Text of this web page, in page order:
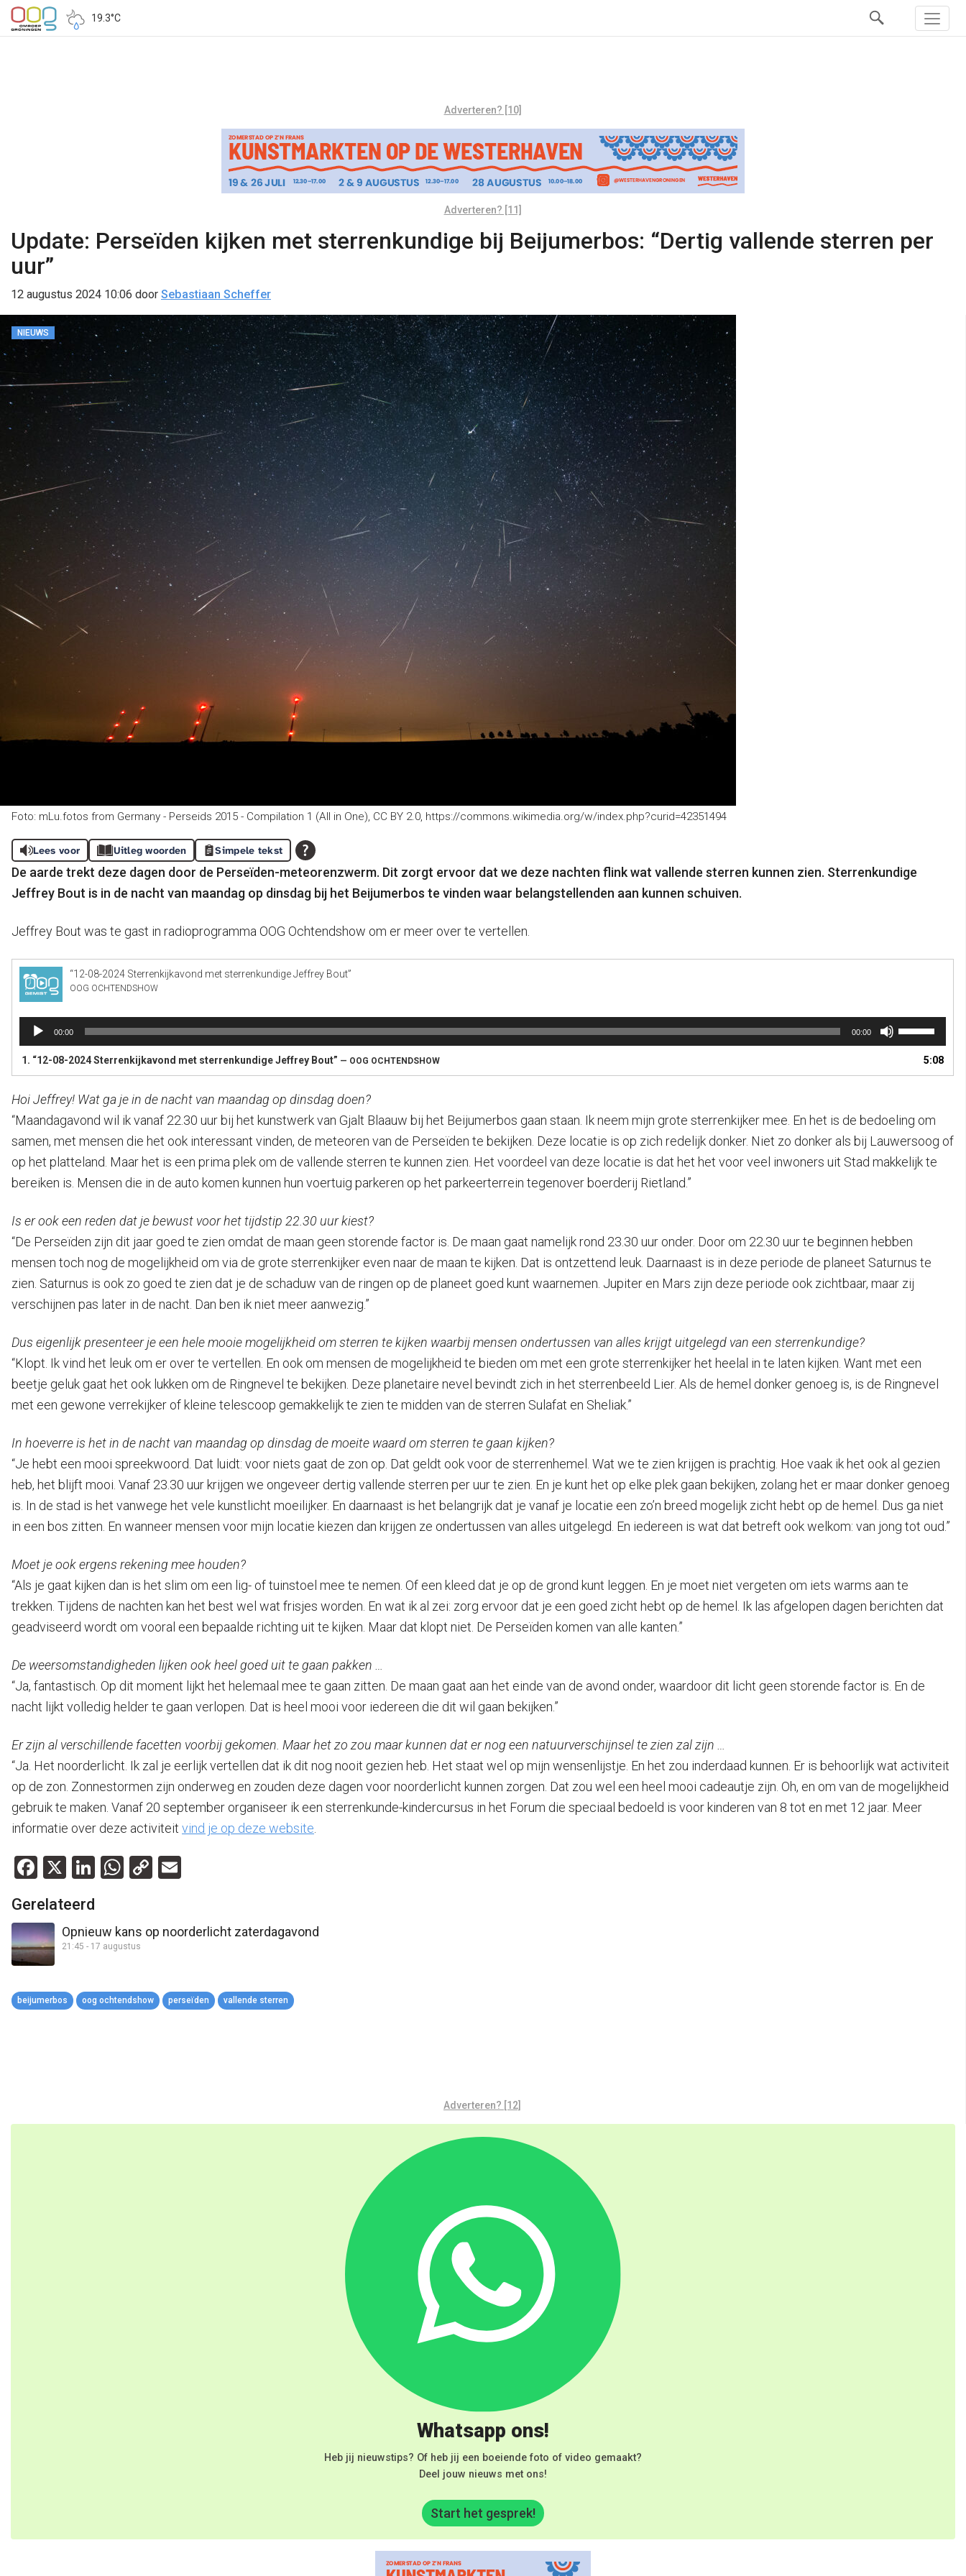
19.3°C
Adverteren? [10]
Adverteren? [11]
Update: Perseïden kijken met sterrenkundige bij Beijumerbos: “Dertig vallende sterren per
uur”
12 augustus 2024 10:06 door Sebastiaan Scheffer
NIEUWS
Foto: mLu.fotos from Germany - Perseids 2015 - Compilation 1 (All in One), CC BY 2.0, https://commons.wikimedia.org/w/index.php?curid=42351494
Lees voor Uitleg woorden Simpele tekst
De aarde trekt deze dagen door de Perseïden-meteorenzwerm. Dit zorgt ervoor dat we deze nachten flink wat vallende sterren kunnen zien. Sterrenkundige
Jeffrey Bout is in de nacht van maandag op dinsdag bij het Beijumerbos te vinden waar belangstellenden aan kunnen schuiven.
Jeffrey Bout was te gast in radioprogramma OOG Ochtendshow om er meer over te vertellen.
“12-08-2024 Sterrenkijkavond met sterrenkundige Jeffrey Bout”
OOG OCHTENDSHOW
Audiospeler
00:00 00:00
pijltoetsen
te
verhogen
of
te
1. “12-08-2024 Sterrenkijkavond met sterrenkundige Jeffrey Bout” — OOG OCHTENDSHOW 5:08
Hoi Jeffrey! Wat ga je in de nacht van maandag op dinsdag doen?
“Maandagavond wil ik vanaf 22.30 uur bij het kunstwerk van Gjalt Blaauw bij het Beijumerbos gaan staan. Ik neem mijn grote sterrenkijker mee. En het is de bedoeling om
samen, met mensen die het ook interessant vinden, de meteoren van de Perseïden te bekijken. Deze locatie is op zich redelijk donker. Niet zo donker als bij Lauwersoog of
op het platteland. Maar het is een prima plek om de vallende sterren te kunnen zien. Het voordeel van deze locatie is dat het het voor veel inwoners uit Stad makkelijk te
bereiken is. Mensen die in de auto komen kunnen hun voertuig parkeren op het parkeerterrein tegenover boerderij Rietland.”
Is er ook een reden dat je bewust voor het tijdstip 22.30 uur kiest?
“De Perseïden zijn dit jaar goed te zien omdat de maan geen storende factor is. De maan gaat namelijk rond 23.30 uur onder. Door om 22.30 uur te beginnen hebben
mensen toch nog de mogelijkheid om via de grote sterrenkijker even naar de maan te kijken. Dat is ontzettend leuk. Daarnaast is in deze periode de planeet Saturnus te
zien. Saturnus is ook zo goed te zien dat je de schaduw van de ringen op de planeet goed kunt waarnemen. Jupiter en Mars zijn deze periode ook zichtbaar, maar zij
verschijnen pas later in de nacht. Dan ben ik niet meer aanwezig.”
Dus eigenlijk presenteer je een hele mooie mogelijkheid om sterren te kijken waarbij mensen ondertussen van alles krijgt uitgelegd van een sterrenkundige?
“Klopt. Ik vind het leuk om er over te vertellen. En ook om mensen de mogelijkheid te bieden om met een grote sterrenkijker het heelal in te laten kijken. Want met een
beetje geluk gaat het ook lukken om de Ringnevel te bekijken. Deze planetaire nevel bevindt zich in het sterrenbeeld Lier. Als de hemel donker genoeg is, is de Ringnevel
met een gewone verrekijker of kleine telescoop gemakkelijk te zien te midden van de sterren Sulafat en Sheliak.”
In hoeverre is het in de nacht van maandag op dinsdag de moeite waard om sterren te gaan kijken?
“Je hebt een mooi spreekwoord. Dat luidt: voor niets gaat de zon op. Dat geldt ook voor de sterrenhemel. Wat we te zien krijgen is prachtig. Hoe vaak ik het ook al gezien
heb, het blijft mooi. Vanaf 23.30 uur krijgen we ongeveer dertig vallende sterren per uur te zien. En je kunt het op elke plek gaan bekijken, zolang het er maar donker genoeg
is. In de stad is het vanwege het vele kunstlicht moeilijker. En daarnaast is het belangrijk dat je vanaf je locatie een zo’n breed mogelijk zicht hebt op de hemel. Dus ga niet
in een bos zitten. En wanneer mensen voor mijn locatie kiezen dan krijgen ze ondertussen van alles uitgelegd. En iedereen is wat dat betreft ook welkom: van jong tot oud.”
Moet je ook ergens rekening mee houden?
“Als je gaat kijken dan is het slim om een lig- of tuinstoel mee te nemen. Of een kleed dat je op de grond kunt leggen. En je moet niet vergeten om iets warms aan te
trekken. Tijdens de nachten kan het best wel wat frisjes worden. En wat ik al zei: zorg ervoor dat je een goed zicht hebt op de hemel. Ik las afgelopen dagen berichten dat
geadviseerd wordt om vooral een bepaalde richting uit te kijken. Maar dat klopt niet. De Perseïden komen van alle kanten.”
De weersomstandigheden lijken ook heel goed uit te gaan pakken …
“Ja, fantastisch. Op dit moment lijkt het helemaal mee te gaan zitten. De maan gaat aan het einde van de avond onder, waardoor dit licht geen storende factor is. En de
nacht lijkt volledig helder te gaan verlopen. Dat is heel mooi voor iedereen die dit wil gaan bekijken.”
Er zijn al verschillende facetten voorbij gekomen. Maar het zo zou maar kunnen dat er nog een natuurverschijnsel te zien zal zijn …
“Ja. Het noorderlicht. Ik zal je eerlijk vertellen dat ik dit nog nooit gezien heb. Het staat wel op mijn wensenlijstje. En het zou inderdaad kunnen. Er is behoorlijk wat activiteit
op de zon. Zonnestormen zijn onderweg en zouden deze dagen voor noorderlicht kunnen zorgen. Dat zou wel een heel mooi cadeautje zijn. Oh, en om van de mogelijkheid
gebruik te maken. Vanaf 20 september organiseer ik een sterrenkunde-kindercursus in het Forum die speciaal bedoeld is voor kinderen van 8 tot en met 12 jaar. Meer
informatie over deze activiteit vind je op deze website
Facebook
X LinkedIn
WhatsApp
Copy
Gerelateerd
Opnieuw kans op noorderlicht zaterdagavond
21:45 - 17 augustus
beijumerbos oog ochtendshow perseïden vallende sterren
Adverteren? [12]
Whatsapp ons!
Heb jij nieuwstips? Of heb jij een boeiende foto of video gemaakt?
Deel jouw nieuws met ons!
Start het gesprek!